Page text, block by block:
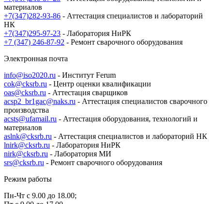
материалов
+7(347)282-93-86 - Аттестация специалистов и лабораторий
НК
+7(347)295-97-23 - Лаборатория НиРК
+7 (347) 246-87-92 - Ремонт сварочного оборудования
Электронная почта
info@iso2020.ru - Институт Ferum
cok@cksrb.ru - Центр оценки квалификации
oas@cksrb.ru - Аттестация сварщиков
acsp2_br1gac@naks.ru - Аттестация специалистов сварочного
производства
acsts@ufamail.ru - Аттестация оборудования, технологий и
материалов
aslnk@cksrb.ru - Аттестация специалистов и лабораторий НК
lnirk@cksrb.ru - Лаборатория НиРК
nirk@cksrb.ru - Лаборатория МИ
srs@cksrb.ru - Ремонт сварочного оборудования
Режим работы
Пн-Чт с 9.00 до 18.00;